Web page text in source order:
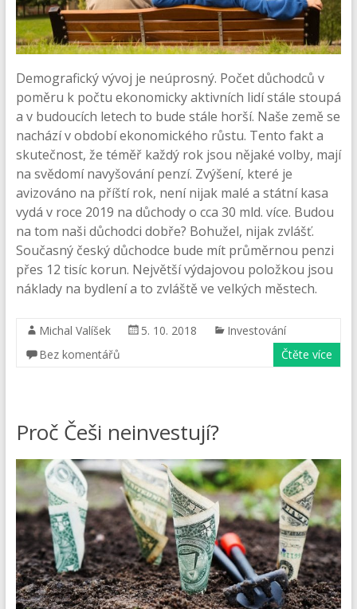
Demografický vývoj je neúprosný. Počet důchodců v
poměru k počtu ekonomicky aktivních lidí stále stoupá
a v budoucích letech to bude stále horší. Naše země se
nachází v období ekonomického růstu. Tento fakt a
skutečnost, že téměř každý rok jsou nějaké volby, mají
na svědomí navyšování penzí. Zvýšení, které je
avizováno na příští rok, není nijak malé a státní kasa
vydá v roce 2019 na důchody o cca 30 mld. více. Budou
na tom naši důchodci dobře? Bohužel, nijak zvlášť.
Současný český důchodce bude mít průměrnou penzi
přes 12 tisíc korun. Největší výdajovou položkou jsou
náklady na bydlení a to zvláště ve velkých městech.
Michal Valíšek 5. 10. 2018
Investování
Bez komentářů
Čtěte více
Proč Češi neinvestují?